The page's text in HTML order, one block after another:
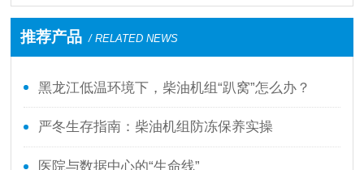
推荐产品 / RELATED NEWS
黑龙江低温环境下，柴油机组“趴窝”怎么办？
严冬生存指南：柴油机组防冻保养实操
医院与数据中心的“生命线”